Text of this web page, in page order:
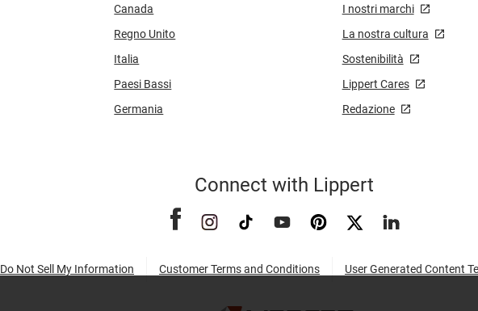
Canada
Regno Unito
Italia
Paesi Bassi
Germania
I nostri marchi
La nostra cultura
Sostenibilità
Lippert Cares
Redazione
Connect with Lippert
Do Not Sell My Information Customer Terms and Conditions User Generated Content